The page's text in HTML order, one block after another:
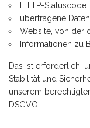
HTTP-Statuscode
übertragene
Website, von der
Informationen zu
Das ist erforderlich,
Stabilität und
unserem
DSGVO.